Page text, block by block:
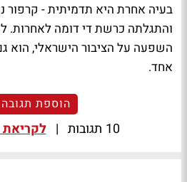
בעיה אחרת היא תדמיתית - קרפור
והתגלתה כרשת די דומה לאחרות.
השפעה על הציבור הישראלי, הוא
אחד.
הוספת תגובה
10 תגובות | לקריאת